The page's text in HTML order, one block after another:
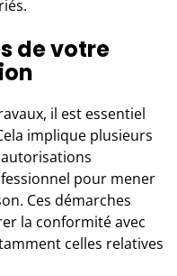
de votre
il est essentiel
implique plusieurs
pour mener
Ces démarches
la conformité avec
celles relatives